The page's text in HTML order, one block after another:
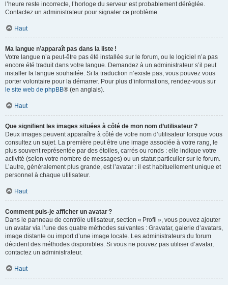
l’heure reste incorrecte, l’horloge du serveur est probablement déréglée.
Contactez un administrateur pour signaler ce problème.
Haut
Ma langue n’apparaît pas dans la liste !
Votre langue n’a peut-être pas été installée sur le forum, ou le logiciel n’a pas
encore été traduit dans votre langue. Demandez à un administrateur s’il peut
installer la langue souhaitée. Si la traduction n’existe pas, vous pouvez vous
porter volontaire pour la démarrer. Pour plus d’informations, rendez-vous sur
le site web de phpBB® (en anglais).
Haut
Que signifient les images situées à côté de mon nom d’utilisateur ?
Deux images peuvent apparaître à côté de votre nom d’utilisateur lorsque vous
consultez un sujet. La première peut être une image associée à votre rang, le
plus souvent représentée par des étoiles, carrés ou ronds : elle indique votre
activité (selon votre nombre de messages) ou un statut particulier sur le forum.
L’autre, généralement plus grande, est l’avatar : il est habituellement unique et
personnel à chaque utilisateur.
Haut
Comment puis-je afficher un avatar ?
Dans le panneau de contrôle utilisateur, section « Profil », vous pouvez ajouter
un avatar via l’une des quatre méthodes suivantes : Gravatar, galerie d’avatars,
image distante ou import d’une image locale. Les administrateurs du forum
décident des méthodes disponibles. Si vous ne pouvez pas utiliser d’avatar,
contactez un administrateur.
Haut